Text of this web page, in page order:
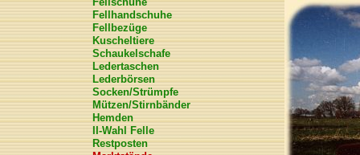
Fellhandschuhe
Fellbezüge
Kuscheltiere
Schaukelschafe
Ledertaschen
Lederbörsen
Socken/Strümpfe
Mützen/Stirnbänder
Hemden
II-Wahl Felle
Restposten